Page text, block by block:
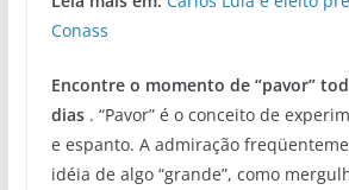
Conass
Encontre o momento de “pavor”
dias . “Pavor” é o conceito de
e espanto. A admiração
idéia de algo “grande”, como